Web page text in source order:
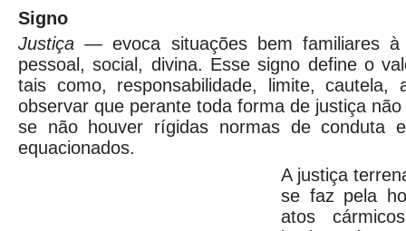
Signo
Justiça —evoca situações bem familiares
pessoal, social, divina. Esse signo define o
tais como, responsabilidade, limite, cautela,
observar que perante toda forma de justiça
se não houver rígidas normas de conduta
equacionados.
A justiça
se faz pela
atos